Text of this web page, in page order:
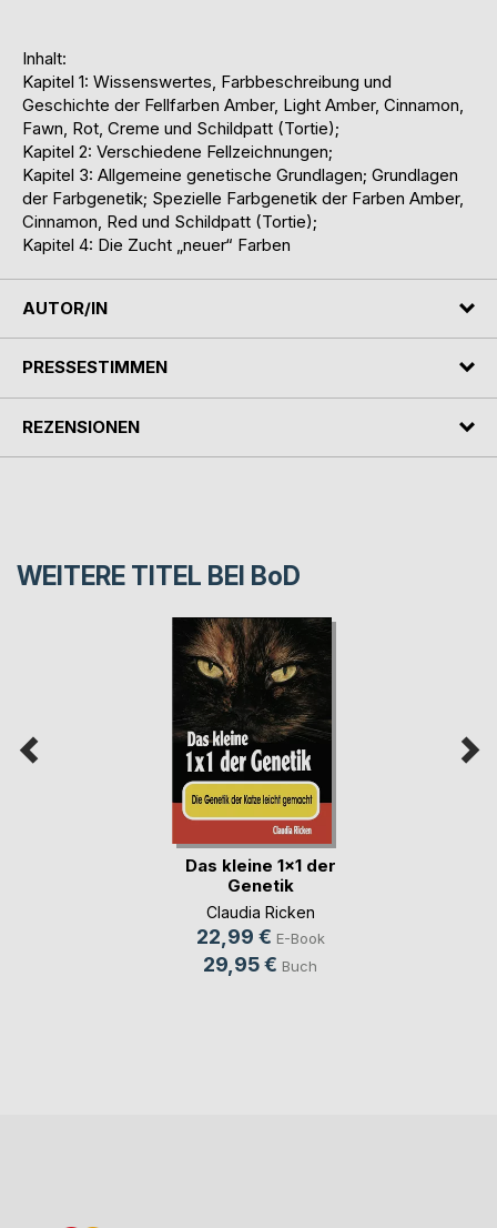
Inhalt:
Kapitel 1: Wissenswertes, Farbbeschreibung und
Geschichte der Fellfarben Amber, Light Amber, Cinnamon,
Fawn, Rot, Creme und Schildpatt (Tortie);
Kapitel 2: Verschiedene Fellzeichnungen;
Kapitel 3: Allgemeine genetische Grundlagen; Grundlagen
der Farbgenetik; Spezielle Farbgenetik der Farben Amber,
Cinnamon, Red und Schildpatt (Tortie);
Kapitel 4: Die Zucht „neuer“ Farben
AUTOR/IN
PRESSESTIMMEN
REZENSIONEN
WEITERE TITEL BEI BoD
Das kleine 1x1 der
Genetik
Claudia Ricken
22,99 € E-Book
29,95 € Buch